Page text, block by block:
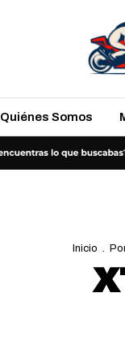
Quiénes Somos
Inicio .